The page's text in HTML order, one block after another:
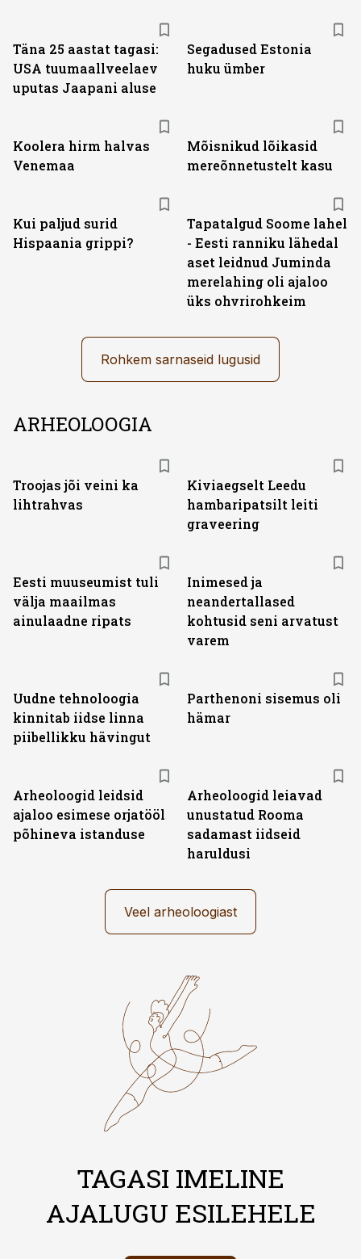
Täna 25 aastat tagasi:
USA tuumaallveelaev
uputas Jaapani aluse
Segadused Estonia
huku ümber
Koolera hirm halvas
Venemaa
Mõisnikud lõikasid
mereõnnetustelt kasu
Kui paljud surid
Hispaania grippi?
Tapatalgud Soome lahel
- Eesti ranniku lähedal
aset leidnud Juminda
merelahing oli ajaloo
üks ohvrirohkeim
Rohkem sarnaseid lugusid
ARHEOLOOGIA
Troojas jõi veini ka
lihtrahvas
Kiviaegselt Leedu
hambaripatsilt leiti
graveering
Eesti muuseumist tuli
välja maailmas
ainulaadne ripats
Inimesed ja
neandertallased
kohtusid seni arvatust
varem
Uudne tehnoloogia
kinnitab iidse linna
piibellikku hävingut
Parthenoni sisemus oli
hämar
Arheoloogid leidsid
ajaloo esimese orjatööl
põhineva istanduse
Arheoloogid leiavad
unustatud Rooma
sadamast iidseid
haruldusi
Veel arheoloogiast
TAGASI IMELINE
AJALUGU ESILEHELE